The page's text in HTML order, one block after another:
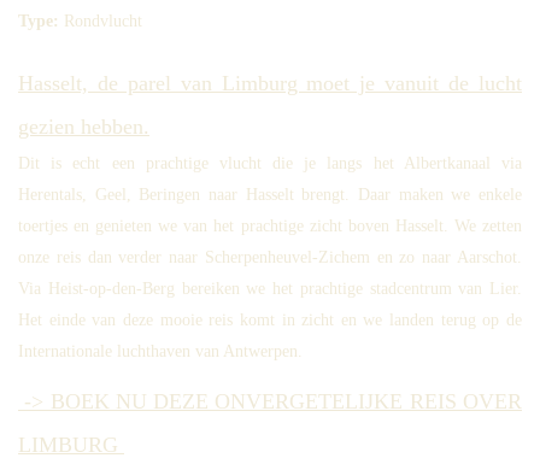
Type: Rondvlucht
Hasselt, de parel van Limburg moet je vanuit de lucht
gezien hebben.
Dit is echt een prachtige vlucht die je langs het Albertkanaal via
Herentals, Geel, Beringen naar Hasselt brengt. Daar maken we enkele
toertjes en genieten we van het prachtige zicht boven Hasselt. We zetten
onze reis dan verder naar Scherpenheuvel-Zichem en zo naar Aarschot.
Via Heist-op-den-Berg bereiken we het prachtige stadcentrum van Lier.
Het einde van deze mooie reis komt in zicht en we landen terug op de
Internationale luchthaven van Antwerpen.
-> BOEK NU DEZE ONVERGETELIJKE REIS OVER
LIMBURG